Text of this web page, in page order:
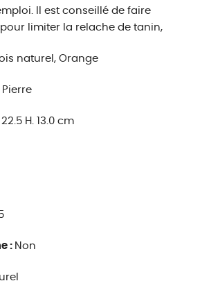
Il est conseillé de faire
limiter la relache de tanin,
naturel, Orange
Pierre
22.5 H. 13.0 cm
: Non